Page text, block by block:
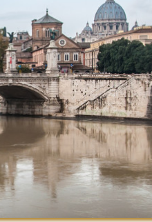
храмы,
etc.
колонны и